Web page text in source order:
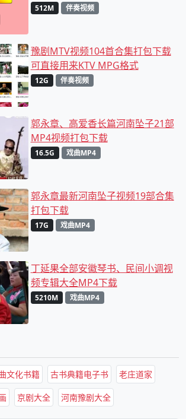
512M 伴奏视频
豫剧MTV视频104首合集打包下载
可直接用来KTV MPG格式
12G 伴奏视频
郭永章、高爱香长篇河南坠子21部
MP4视频打包下载
16.5G 戏曲MP4
郭永章最新河南坠子视频19部合集
打包下载
17G 戏曲MP4
丁延果全部安徽琴书、民间小调视
频专辑大全MP4下载
5210M 戏曲MP4
文化书籍 古书典籍电子书 老庄道家
京剧大全 河南豫剧大全